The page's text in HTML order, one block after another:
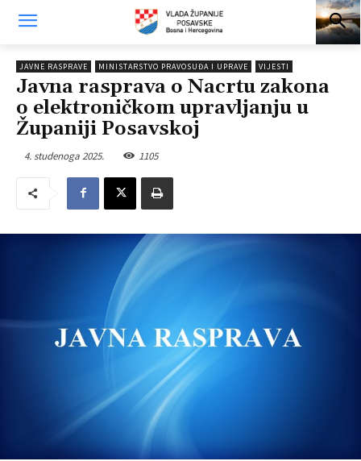
JAVNE RASPRAVE MINISTARSTVO PRAVOSUĐA I UPRAVE VIJESTI
Javna rasprava o Nacrtu zakona
o elektroničkom upravljanju u
Županiji Posavskoj
4. studenoga 2025. 1105